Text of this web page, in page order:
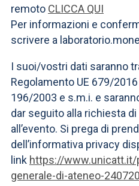
remoto CLICCA QUI
Per informazioni e
scrivere a
I suoi/vostri dati saranno
Regolamento UE 679/2016
196/2003 e s.m.i. e
dar seguito alla richiesta
all’evento. Si prega di
dell’informativa privacy
link https://
generale-di-ateneo-